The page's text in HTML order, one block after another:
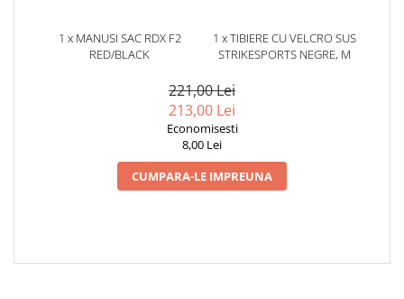
1 x MANUSI SAC RDX F2
RED/BLACK
1 x TIBIERE CU VELCRO SUS
STRIKESPORTS NEGRE, M
221,00 Lei
213,00 Lei
Economisesti
8,00 Lei
CUMPARA-LE IMPREUNA